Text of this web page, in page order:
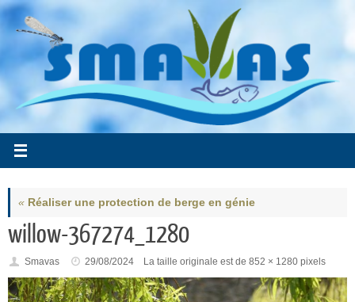
Passer
contenu
« Réaliser une protection de berge en génie
willow-367274_1280
Smavas 29/08/2024 La taille originale est de852 × 1280 pixels